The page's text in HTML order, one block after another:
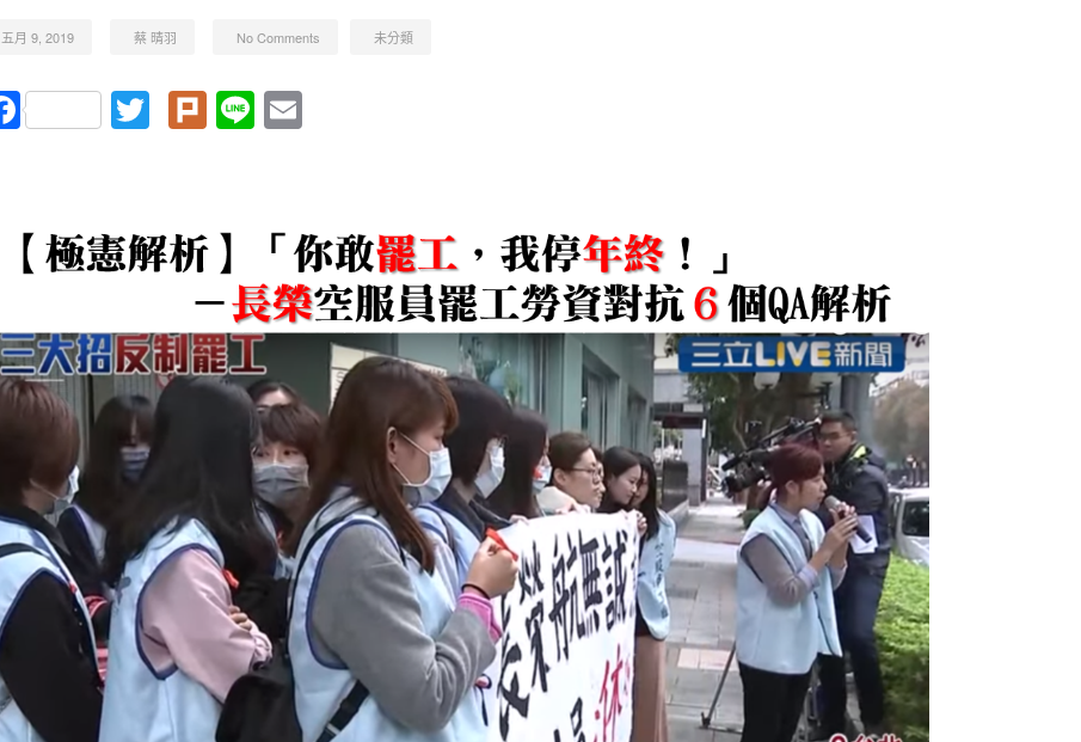
五月 9, 2019 蔡 晴羽 No Comments 未分類
FacebookTwitter
Plurk
LineEmail